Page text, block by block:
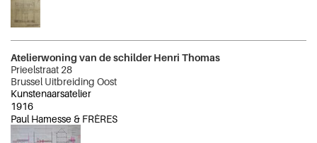
Atelierwoning van de schilder Henri Thomas
Prieelstraat 28
Brussel Uitbreiding Oost
Kunstenaarsatelier
1916
Paul Hamesse & FRÈRES